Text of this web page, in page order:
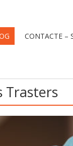
CONTACTE –
Trasters